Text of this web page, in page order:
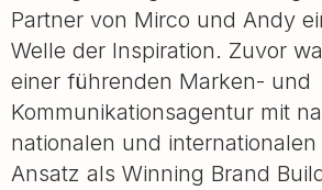
Partner von Mirco und Andy
Welle der Inspiration. Zuvor
einer führenden Marken- und
Kommunikationsagentur mit
nationalen und
Ansatz als Winning Brand